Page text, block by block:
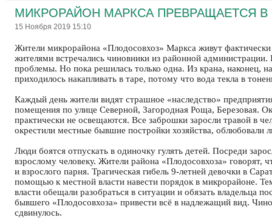
МИКРОРАЙОН МАРКСА ПРЕВРАЩАЕТСЯ В
15 Ноября 2019 15:10
Жители микрорайона «Плодосовхоз» Маркса живут
жителями встречались чиновники из районной
проблемы. Но пока решилась только одна. Из крана, наконец,
приходилось накапливать в таре, потому что вода текла в
Каждый день жители видят страшное «наследство»
помещения по улице Северной, Загородная Роща, Березовая.
практически не освещаются. Все заброшки заросли травой в
окрестили местные бывшие постройки хозяйства, облюбовали
Люди боятся отпускать в одиночку гулять детей. Посреди
взрослому человеку. Жители района «Плодосовхоза»
и взрослого парня. Трагическая гибель 9-летней девочки в
помощью к местной власти навести порядок в микрорайоне.
власти обещали разобраться в ситуации и обязать владельца
бывшего «Плодосовхоза» привести всё в надлежащий вид.
сдвинулось.